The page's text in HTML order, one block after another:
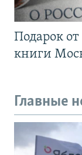
Подарок
книги
Главные